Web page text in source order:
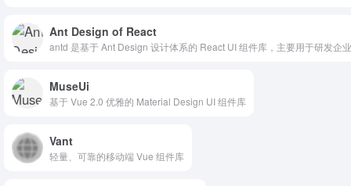
Ant Design of React
antd 是基于 Ant Design 设计体系的 React UI 组件库，主要用于研发企
MuseUi
基于 Vue 2.0 优雅的 Material Design UI 组件库
Vant
轻量、可靠的移动端 Vue 组件库